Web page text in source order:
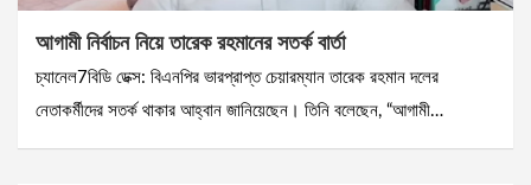
আগামী নির্বাচন নিয়ে তারেক রহমানের সতর্ক বার্তা
চ্যানেল7বিডি ডেক্স: বিএনপির ভারপ্রাপ্ত চেয়ারম্যান তারেক রহমান দলের
নেতাকর্মীদের সতর্ক থাকার আহ্বান জানিয়েছেন। তিনি বলেছেন, “আগামী…